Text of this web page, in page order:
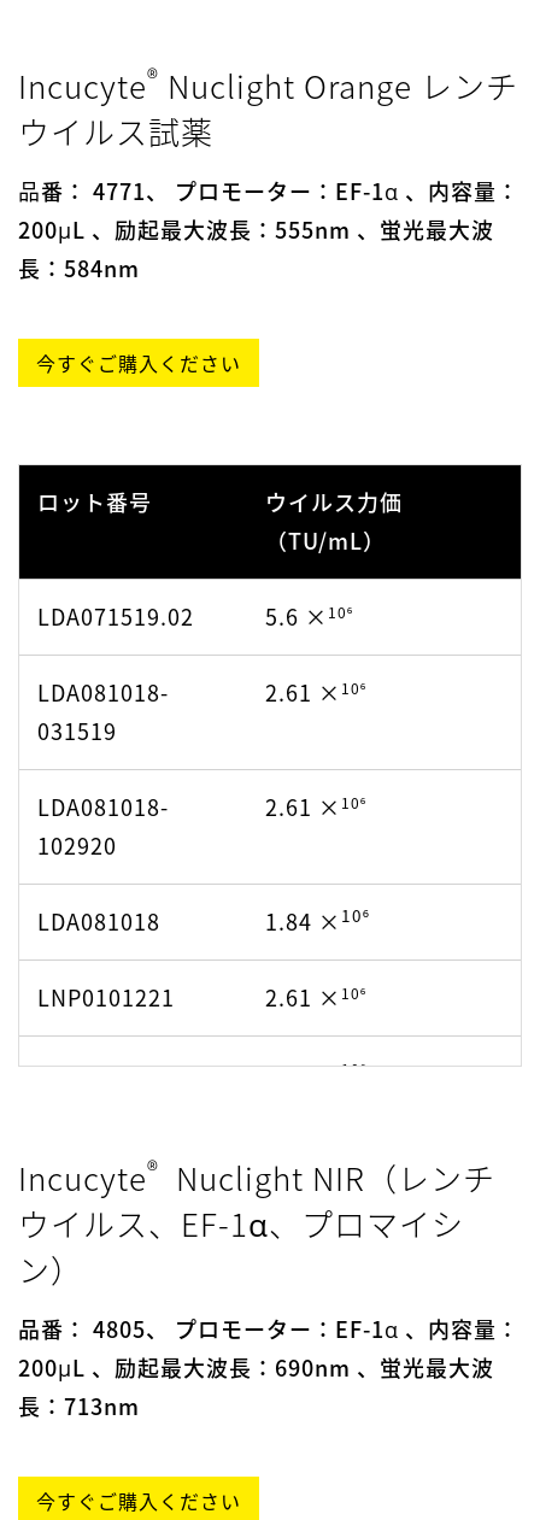
Incucyte® Nuclight Orange レンチ
ウイルス試薬
品番： 4771、 プロモーター：EF-1α 、内容量：
200μL 、励起最大波長：555nm 、蛍光最大波
長：584nm
今すぐご購入ください
ロット番号
ウイルス力価
（TU/mL）
LDA071519.02 5.6 × 10⁶
LDA081018-
031519
2.61 × 10⁶
LDA081018-
102920
2.61 × 10⁶
LDA081018 1.84 × 10⁶
LNP0101221 2.61 × 10⁶
2205001713 1.84 ×10⁶
2304004513 5.6 ×10⁶
Incucyte® Nuclight NIR（レンチ
ウイルス、EF-1α、プロマイシ
ン）
品番： 4805、 プロモーター：EF-1α 、内容量：
200μL 、励起最大波長：690nm 、蛍光最大波
長：713nm
今すぐご購入ください